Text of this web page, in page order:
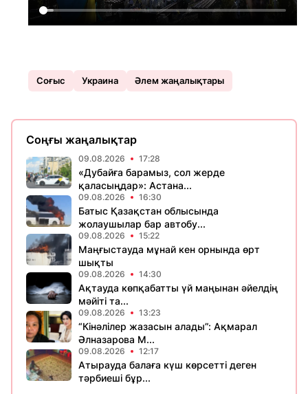
Соғыс Украина Әлем жаңалықтары
Соңғы жаңалықтар
09.08.2026 17:28
«Дубайға барамыз, сол жерде
қаласыңдар»: Астана...
09.08.2026 16:30
Батыс Қазақстан облысында
жолаушылар бар автобу...
09.08.2026 15:22
Маңғыстауда мұнай кен орнында өрт
шықты
09.08.2026 14:30
Ақтауда көпқабатты үй маңынан әйелдің
мәйіті та...
09.08.2026 13:23
“Кінәлілер жазасын алады”: Ақмарал
Әлназарова М...
09.08.2026 12:17
Атырауда балаға күш көрсетті деген
тәрбиеші бұр...